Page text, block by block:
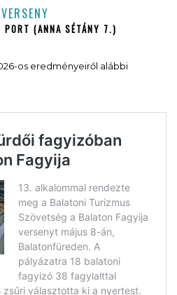
PORT (ANNA SÉTÁNY 7.)
os eredményeiről alábbi